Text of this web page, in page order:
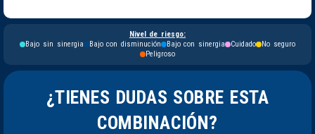
Nivel de riesgo:
Bajo sin sinergia
Bajo con disminución Bajo con sinergia Cuidado
No seguro
Peligroso
¿TIENES DUDAS SOBRE ESTA
COMBINACIÓN?